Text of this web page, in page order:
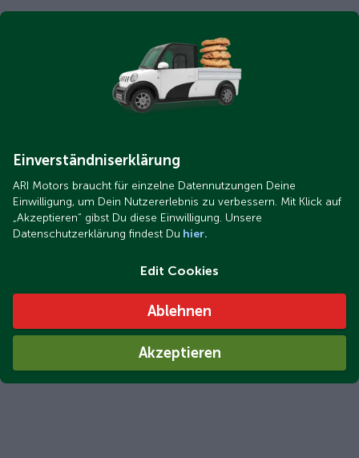
Einverständniserklärung
ARI Motors braucht für einzelne Datennutzungen Deine
Einwilligung, um Dein Nutzererlebnis zu verbessern. Mit Klick auf
„Akzeptieren“ gibst Du diese Einwilligung. Unsere
Datenschutzerklärung findest Du hier.
Edit Cookies
Ablehnen
Akzeptieren